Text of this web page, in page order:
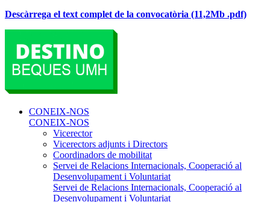
Descàrrega el text complet de la convocatòria (11,2Mb .pdf)
CONEIX-NOS
CONEIX-NOS
Vicerector
Vicerectors adjunts i Directors
Coordinadors de mobilitat
Servei de Relacions Internacionals, Cooperació al
Desenvolupament i Voluntariat
Servei de Relacions Internacionals, Cooperació al
Desenvolupament i Voluntariat